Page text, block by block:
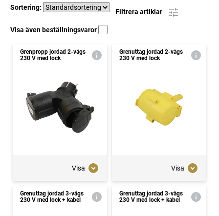
Sortering:
Filtrera artiklar
Visa även beställningsvaror
Grenpropp jordad 2-vägs
230 V med lock
Visa
Grenuttag jordad 2-vägs
230 V med lock
Visa
Grenuttag jordad 3-vägs
230 V med lock + kabel
Grenuttag jordad 3-vägs
230 V med lock + kabel